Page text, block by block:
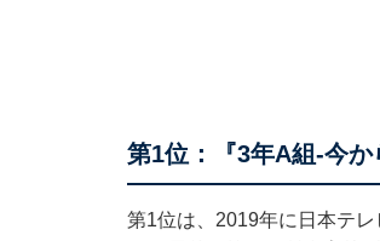
第1位：『3年A組-今
第1位は、2019年に日本テ